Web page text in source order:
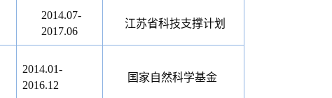
2014.07-
2017.06
江苏省科技支撑计划
2014.01-
2016.12
国家自然科学基金